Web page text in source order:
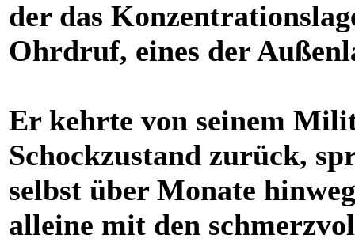
der das
Ohrdruf, eines der
Er kehrte von seinem
Schockzustand zurück,
selbst über Monate
alleine mit den